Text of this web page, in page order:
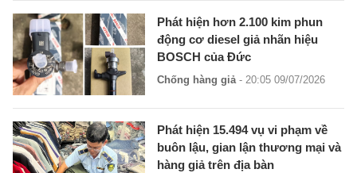
Phát hiện hơn 2.100 kim phun
động cơ diesel giả nhãn hiệu
BOSCH của Đức
Chống hàng giả - 20:05 09/07/2026
Phát hiện 15.494 vụ vi phạm về
buôn lậu, gian lận thương mại và
hàng giả trên địa bàn